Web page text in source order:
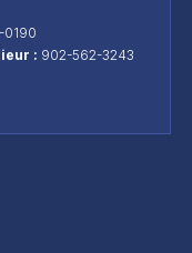
: 902-562-3243